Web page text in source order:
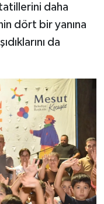
daha
dört bir yanına
da